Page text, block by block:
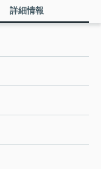
詳細情報